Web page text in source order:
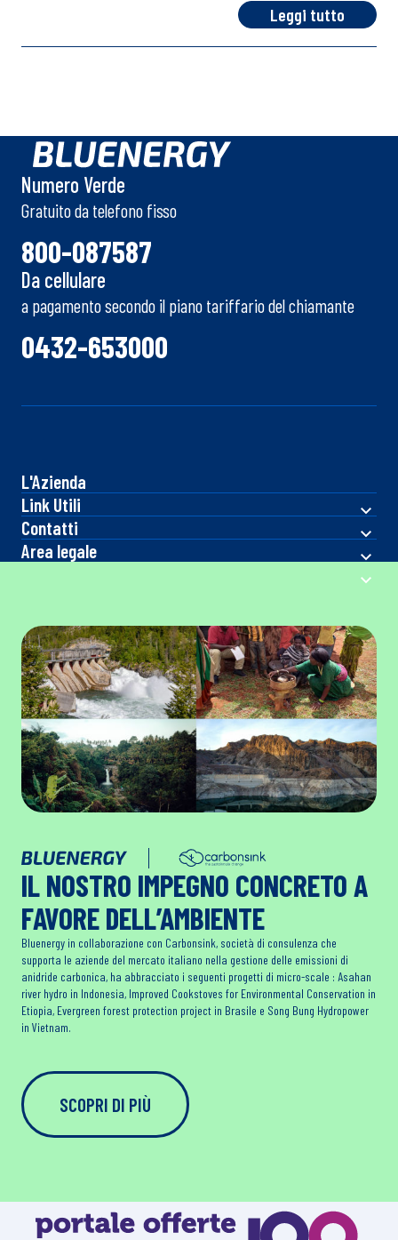
Leggi tutto
Numero Verde
Gratuito da telefono fisso
800-087587
Da cellulare
a pagamento secondo il piano tariffario del chiamante
0432-653000
L'Azienda
Link Utili
Contatti
Area legale
IL NOSTRO IMPEGNO CONCRETO A
FAVORE DELL’AMBIENTE
Bluenergy in collaborazione con Carbonsink, società di consulenza che
supporta le aziende del mercato italiano nella gestione delle emissioni di
anidride carbonica, ha abbracciato i seguenti progetti di micro-scale : Asahan
river hydro in Indonesia, Improved Cookstoves for Environmental Conservation in
Etiopia, Evergreen forest protection project in Brasile e Song Bung Hydropower
in Vietnam.
SCOPRI DI PIÙ